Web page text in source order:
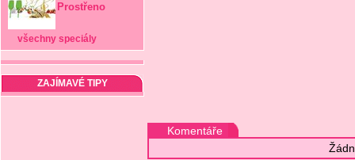
Prostřeno
všechny speciály
ZAJÍMAVÉ TIPY
Komentáře